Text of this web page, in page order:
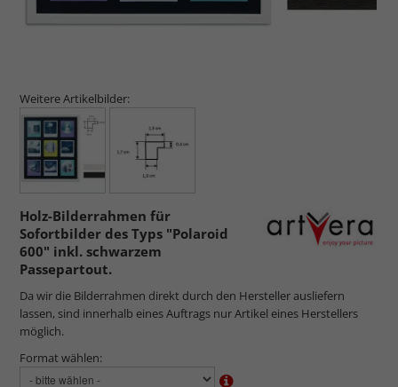
Weitere Artikelbilder:
Holz-Bilderrahmen für
Sofortbilder des Typs "Polaroid
600" inkl. schwarzem
Passepartout.
Da wir die Bilderrahmen direkt durch den Hersteller ausliefern
lassen, sind innerhalb eines Auftrags nur Artikel eines Herstellers
möglich.
Format wählen: